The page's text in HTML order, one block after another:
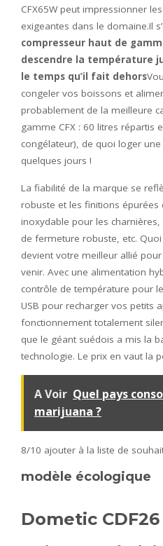
CFX65W peut impressionner
exigeantes dans le domaine.Il
compresseur haut de
descendre la température
le temps qu’il fait dehors
congeler vos boissons et
probablement de la meilleure
gamme CFX : 60 litres répartis
congélateur), de quoi loger
quelques jours !
La fiabilité de la marque se
robuste et les finitions épurées
inoxydable pour les
de fermeture robuste, etc.
devient votre meilleur allié
venir. Avec une alimentation
contrôle de température pour
USB pour recharger vos petits
fonctionnement totalement
que le géant suédois a mis la
technologie. Le prix en vaut la
A Voir Quel pays
marijuana ?
8/10 ajouter à la liste de
modèle écologique
Dometic CDF26